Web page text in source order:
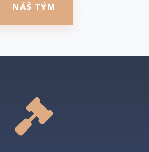
NÁŠ TÝM
